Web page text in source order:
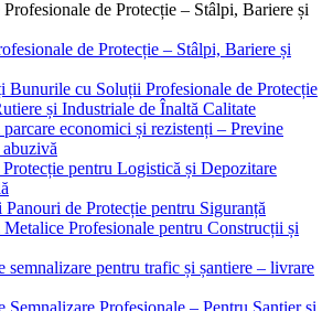
de Protecție – Stâlpi, Bariere și
Bunurile cu Soluții Profesionale de Protecție
și Industriale de Înaltă Calitate
economici și rezistenți – Previne
Protecție pentru Logistică și Depozitare
Panouri de Protecție pentru Siguranță
Profesionale pentru Construcții și
semnalizare pentru trafic și șantiere – livrare
Semnalizare Profesionale – Pentru Șantier și